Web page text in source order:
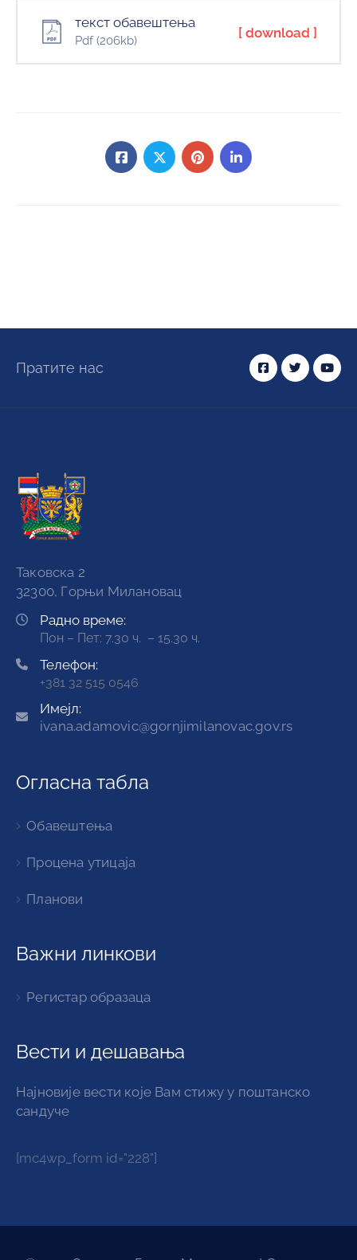
текст обавештења
Pdf(206kb) [ download ]
Пратите нас
Таковска 2
32300, Горњи Милановац
Радно време:
Пон – Пет: 7.30 ч. – 15.30 ч.
Телефон:
+381 32 515 0546
Имејл:
ivana.adamovic@gornjimilanovac.gov.rs
Огласна табла
Обавештења
Процена утицаја
Планови
Важни линкови
Регистар образаца
Вести и дешавања
Најновије вести које Вам стижу у поштанско
сандуче
[mc4wp_form id="228"]